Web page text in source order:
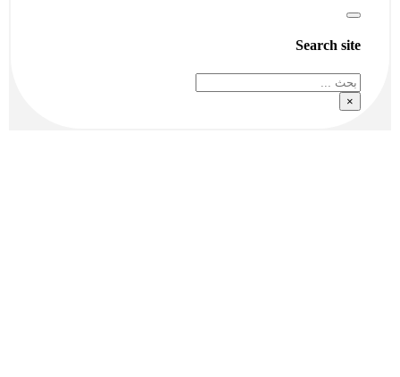
Search site
بحث
×